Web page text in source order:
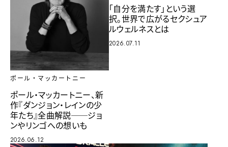
ポール・マッカートニー
ポール・マッカートニー、新
作『ダンジョン・レインの少
年たち』全曲解説──ジョ
ンやリンゴへの想いも
2026.06.12
「自分を満たす」という選
択。世界で広がるセクシュア
ルウェルネスとは
2026.07.11